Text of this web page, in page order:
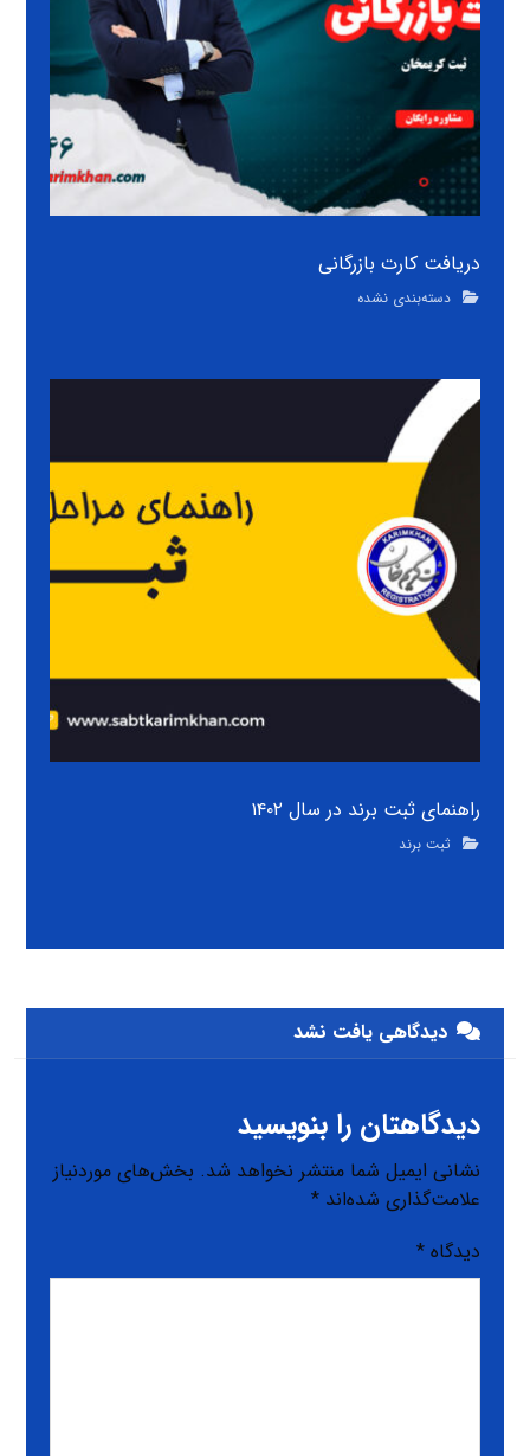
دریافت کارت بازرگانی
دسته‌بندی نشده
راهنمای ثبت برند در سال ۱۴۰۲
ثبت برند
دیدگاهی یافت نشد
دیدگاهتان را بنویسید
نشانی ایمیل شما منتشر نخواهد شد. بخش‌های موردنیاز
علامت‌گذاری شده‌اند*
دیدگاه*